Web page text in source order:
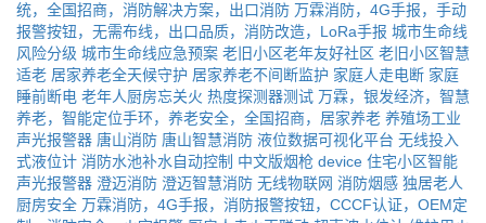
统，全国招商，消防解决方案，出口消防 万霖消防，4G手报，手动
报警按钮，无需布线，出口品质，消防改造，LoRa手报 城市生命线
风险分级 城市生命线应急预案 老旧小区老年友好社区 老旧小区智慧
适老 居家养老全天候守护 居家养老不间断监护 家庭人走电断 家庭
睡前断电 老年人厨房忘关火 热度探测器测试 万霖，银发经济，智慧
养老，智能定位手环，养老安全，全国招商，居家养老 养殖场工业
声光报警器 唐山消防 唐山智慧消防 液位数据可视化平台 无线投入
式液位计 消防水池补水自动控制 中文版烟枪 device 住宅小区智能
声光报警器 澄迈消防 澄迈智慧消防 无线物联网 消防烟感 独居老人
厨房安全 万霖消防，4G手报，消防报警按钮，CCCF认证，OEM定